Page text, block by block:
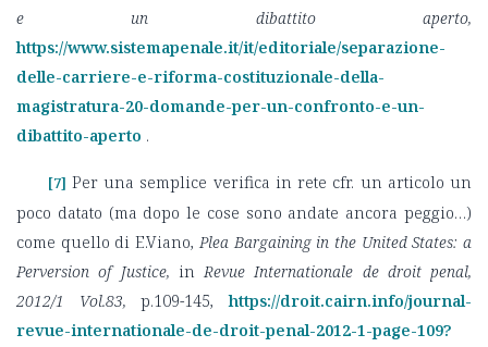
e un dibattito aperto,
https://www.sistemapenale.it/it/editoriale/separazione-
delle-carriere-e-riforma-costituzionale-della-
magistratura-20-domande-per-un-confronto-e-un-
dibattito-aperto .
[7] Per una semplice verifica in rete cfr. un articolo un
poco datato (ma dopo le cose sono andate ancora peggio…)
come quello di E.Viano, Plea Bargaining in the United States: a
Perversion of Justice, in Revue Internationale de droit penal,
2012/1 Vol.83,p.109-145,https://droit.cairn.info/journal-
revue-internationale-de-droit-penal-2012-1-page-109?